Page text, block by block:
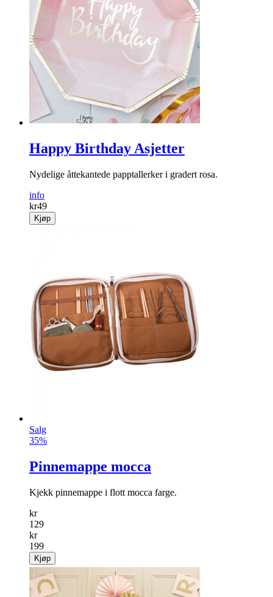
Happy Birthday Asjetter
Nydelige åttekantede papptallerker i gradert rosa.
info
kr49
Kjøp
Salg
35%
Pinnemappe mocca
Kjekk pinnemappe i flott mocca farge.
kr
129
kr
199
Kjøp